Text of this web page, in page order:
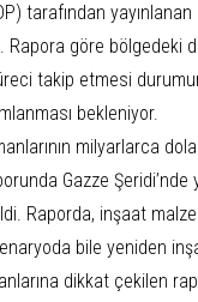
tarafından
göre bölgedeki
takip etmesi
bekleniyor.
milyarlarca
Gazze
Raporda, inşaat
bile yeniden
dikkat çekilen